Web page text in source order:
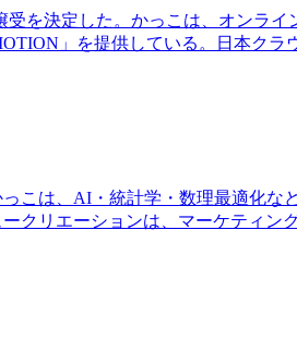
を決定した。かっこは、オンラ
」を提供している。日本クラ
こは、AI・統計学・数理最適化な
クリエーションは、マーケティン